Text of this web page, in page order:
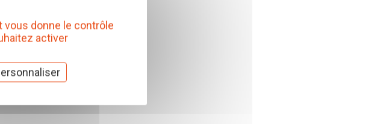
vous donne le contrôle
activer